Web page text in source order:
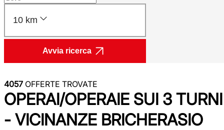
10 km
Avvia ricerca
4057 OFFERTE TROVATE
OPERAI/OPERAIE SUI 3 TURNI
- VICINANZE BRICHERASIO